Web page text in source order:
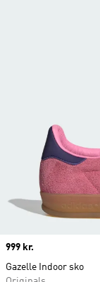
Price
999 kr.
Gazelle Indoor sko